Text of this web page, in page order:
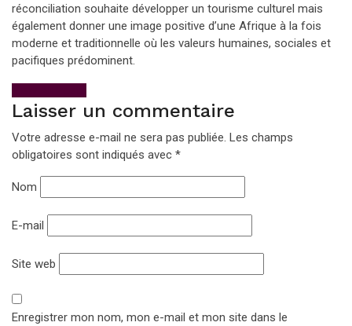
réconciliation souhaite développer un tourisme culturel mais
également donner une image positive d’une Afrique à la fois
moderne et traditionnelle où les valeurs humaines, sociales et
pacifiques prédominent.
Laisser un commentaire
Votre adresse e-mail ne sera pas publiée. Les champs
obligatoires sont indiqués avec *
Nom
E-mail
Site web
Enregistrer mon nom, mon e-mail et mon site dans le